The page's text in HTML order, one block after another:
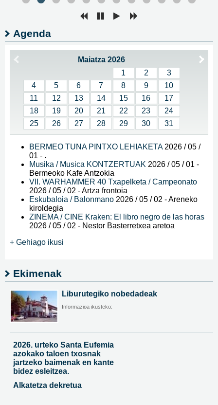
Agenda
Maiatza 2026
1
2
3
4
5 6 7 8 9
10
11
12 13 14 15 16
17
18
19 20 21 22 23
24
25
26 27 28 29 30 31
BERMEO TUNA PINTXO LEHIAKETA 2026 / 05 /
01 - .
Musika / Musica KONTZERTUAK 2026 / 05 / 01 -
Bermeoko Kafe Antzokia
VII. WARHAMMER 40 Txapelketa / Campeonato
2026 / 05 / 02 -Artza frontoia
Eskubaloia / Balonmano 2026 / 05 / 02 -Areneko
kiroldegia
ZINEMA / CINE Kraken: El libro negro de las horas
2026 / 05 / 02 - Nestor Basterretxea aretoa
+ Gehiago ikusi
Ekimenak
Liburutegiko nobedadeak
Informazioa ikusteko:
2026. urteko Santa Eufemia
azokako taloen txosnak
jartzeko baimenak en kante
bidez esleitzea.
Alkatetza dekretua